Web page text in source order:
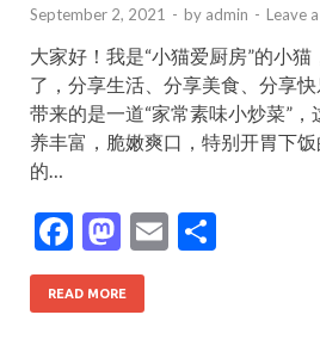
September 2, 2021 - by admin - Leave
大家好！我是“小猫爱厨房”的小
了，分享生活、分享美食、分享
带来的是一道“家常素味小炒菜”
养丰富，脆嫩爽口，特别开胃下
的…
F
ac
e
M
as
to
E
READ MORE